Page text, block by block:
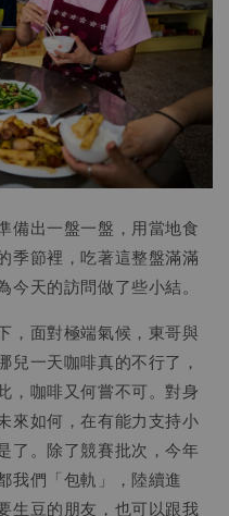
備出一盤一盤，用當地食
季節裡，吃著這整盤滿滿
今天的訪問做了些小結。
，面對極端氣候，東哥與
兒一天咖啡真的不行了，
，咖啡又何嘗不可。對身
來如何，在有能力支持小
了。除了競賽批次，今年
我們「包軌」，陸續進
生豆的朋友，也可以跟我